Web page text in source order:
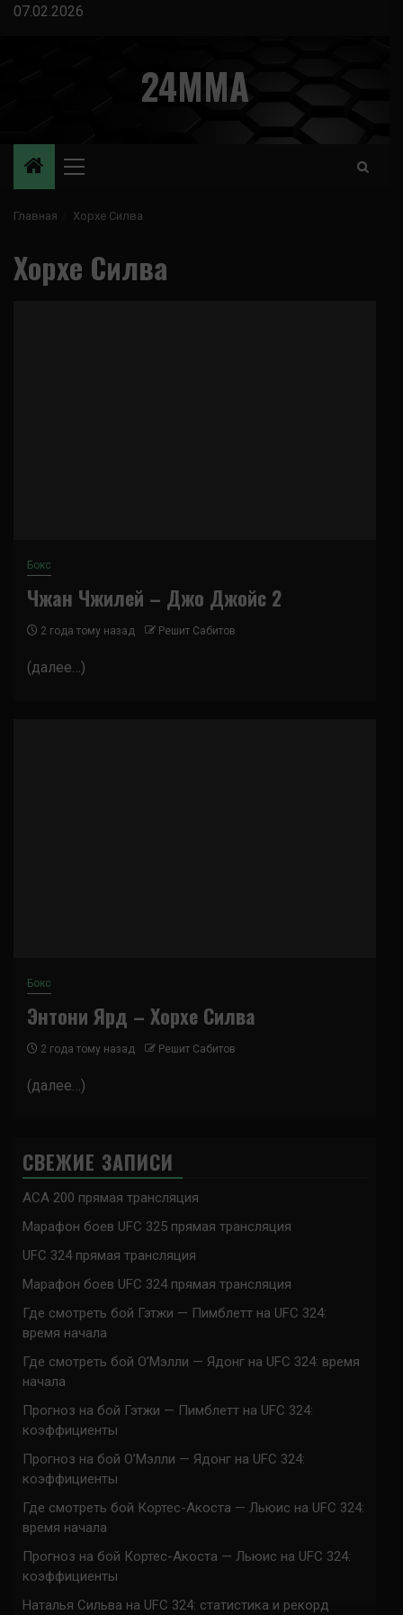
Перейти
07.02.2026
24MMA
Основное
Главная Хорхе Силва
Хорхе Силва
Бокс
Чжан Чжилей – Джо Джойс 2
2 года тому назад Решит Сабитов
(далее…)
Бокс
Энтони Ярд – Хорхе Силва
2 года тому назад Решит Сабитов
(далее…)
СВЕЖИЕ ЗАПИСИ
ACA 200 прямая трансляция
Марафон боев UFC 325 прямая трансляция
UFC 324 прямая трансляция
Марафон боев UFC 324 прямая трансляция
Где смотреть бой Гэтжи — Пимблетт на UFC 324:
время начала
Где смотреть бой О’Мэлли — Ядонг на UFC 324: время
начала
Прогноз на бой Гэтжи — Пимблетт на UFC 324:
коэффициенты
Прогноз на бой О’Мэлли — Ядонг на UFC 324:
коэффициенты
Где смотреть бой Кортес-Акоста — Льюис на UFC 324:
время начала
Прогноз на бой Кортес-Акоста — Льюис на UFC 324:
коэффициенты
Наталья Сильва на UFC 324: статистика и рекорд